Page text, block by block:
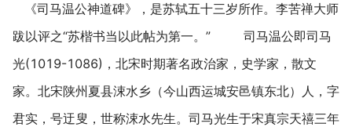
《司马温公神道碑》，是苏轼五十三岁所作。李苦禅大师
跋以评之“苏楷书当以此帖为第一。” 司马温公即司马
光(1019-1086)，北宋时期著名政治家，史学家，散文
家。北宋陕州夏县涑水乡（今山西运城安邑镇东北）人，字
君实，号迂叟，世称涑水先生。司马光生于宋真宗天禧三年